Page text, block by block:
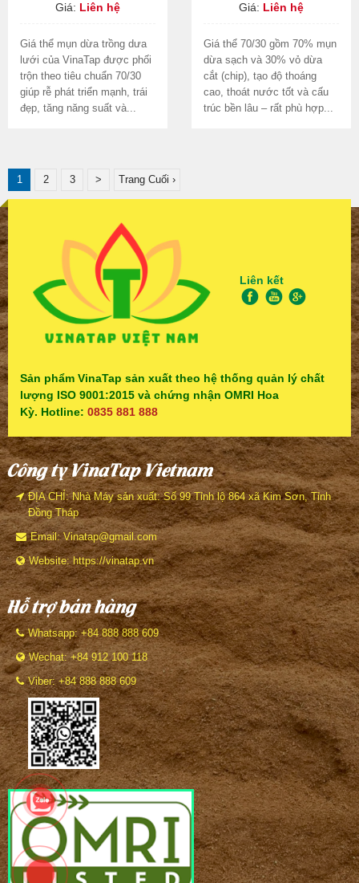
Giá: Liên hệ
Giá thể mụn dừa trồng dưa
lưới của VinaTap được phối
trộn theo tiêu chuẩn 70/30
giúp rễ phát triển mạnh, trái
đẹp, tăng năng suất và...
Giá: Liên hệ
Giá thể 70/30 gồm 70% mụn
dừa sạch và 30% vỏ dừa
cắt (chip), tạo độ thoáng
cao, thoát nước tốt và cấu
trúc bền lâu – rất phù hợp...
1 2 3 > Trang Cuối ›
Liên kết
Sản phẩm VinaTap sản xuất theo hệ thống quản lý chất
lượng ISO 9001:2015 và chứng nhận OMRI Hoa
Kỳ. Hotline: 0835 881 888
Công ty VinaTap Vietnam
ĐỊA CHỈ: Nhà Máy sản xuất: Số 99 Tỉnh lộ 864 xã Kim Sơn, Tỉnh
Đồng Tháp
Email: Vinatap@gmail.com
Website: https://vinatap.vn
Hỗ trợ bán hàng
Whatsapp: +84 888 888 609
Wechat: +84 912 100 118
Viber: +84 888 888 609